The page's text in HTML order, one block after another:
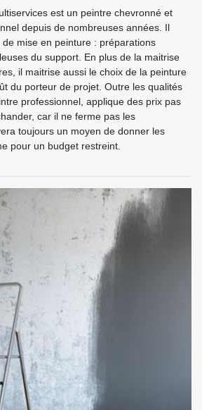
est un peintre chevronné et
depuis de nombreuses années. Il
mise en peinture : préparations
du support. En plus de la maitrise
il maitrise aussi le choix de la peinture
du porteur de projet. Outre les qualités
professionnel, applique des prix pas
car il ne ferme pas les
toujours un moyen de donner les
pour un budget restreint.